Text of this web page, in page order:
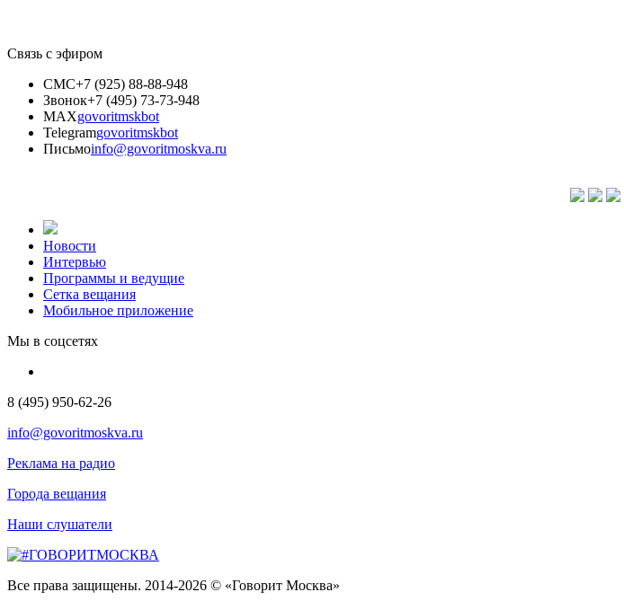
Связь с эфиром
СМС+7 (925) 88-88-948
Звонок+7 (495) 73-73-948
MAXgovoritmskbot
Telegramgovoritmskbot
Письмоinfo@govoritmoskva.ru
Новости
Интервью
Программы и ведущие
Сетка вещания
Мобильное приложение
Мы в соцсетях
8 (495) 950-62-26
info@govoritmoskva.ru
Реклама на радио
Города вещания
Наши слушатели
Все права защищены. 2014-2026 © «Говорит Москва»